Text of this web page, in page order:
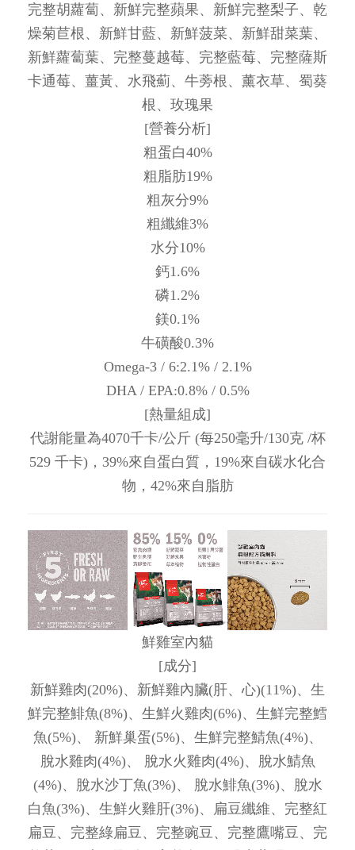
完整胡蘿蔔、新鮮完整蘋果、新鮮完整梨子、乾
燥菊苣根、新鮮甘藍、新鮮菠菜、新鮮甜菜葉、
新鮮蘿蔔葉、完整蔓越莓、完整藍莓、完整薩斯
卡通莓、薑黃、水飛薊、牛蒡根、薰衣草、蜀葵
根、玫瑰果
[營養分析]
粗蛋白40%
粗脂肪19%
粗灰分9%
粗纖維3%
水分10%
鈣1.6%
磷1.2%
鎂0.1%
牛磺酸0.3%
Omega-3 / 6:2.1% / 2.1%
DHA / EPA:0.8% / 0.5%
[熱量組成]
代謝能量為4070千卡/公斤 (每250毫升/130克 /杯
529 千卡)，39%來自蛋白質，19%來自碳水化合
物，42%來自脂肪
鮮雞室內貓
[成分]
新鮮雞肉(20%)、新鮮雞內臟(肝、心)(11%)、生
鮮完整鯡魚(8%)、生鮮火雞肉(6%)、生鮮完整鱈
魚(5%)、 新鮮巢蛋(5%)、生鮮完整鯖魚(4%)、
脫水雞肉(4%)、 脫水火雞肉(4%)、脫水鯖魚
(4%)、脫水沙丁魚(3%)、 脫水鯡魚(3%)、脫水
白魚(3%)、生鮮火雞肝(3%)、扁豆纖維、完整紅
扁豆、完整綠扁豆、完整豌豆、完整鷹嘴豆、完